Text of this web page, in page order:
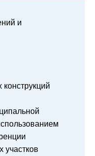
и
участков